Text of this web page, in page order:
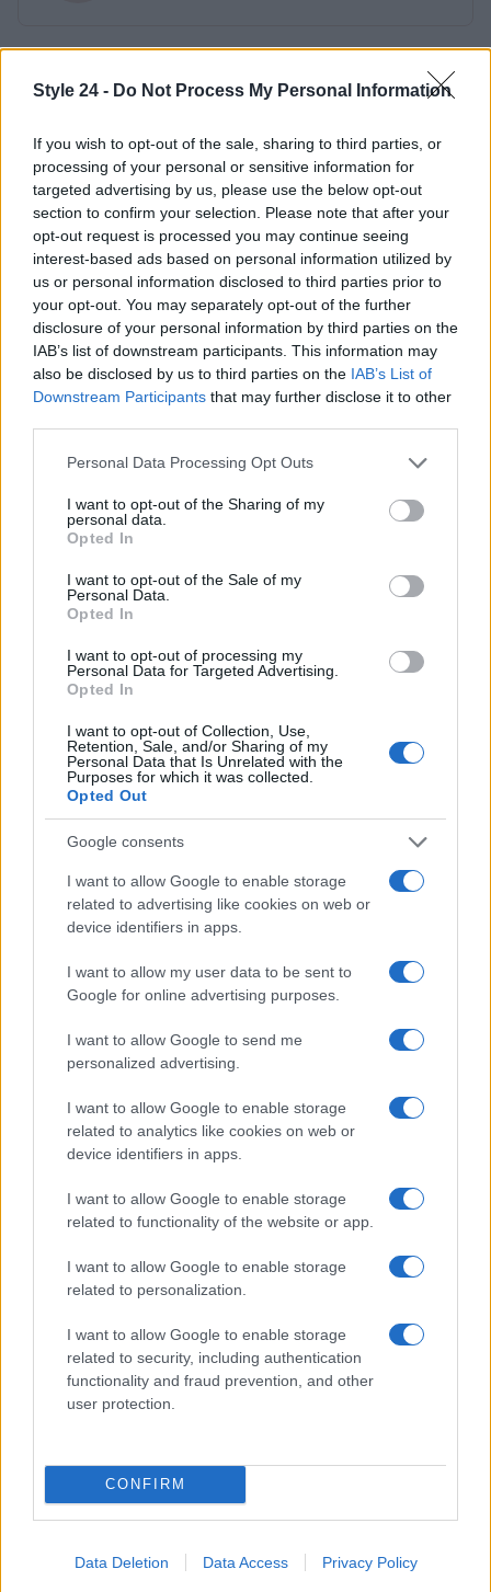
Style 24 - Do Not Process My Personal Information
If you wish to opt-out of the sale, sharing to third parties, or
processing of your personal or sensitive information for
targeted advertising by us, please use the below opt-out
section to confirm your selection. Please note that after your
opt-out request is processed you may continue seeing
interest-based ads based on personal information utilized by
us or personal information disclosed to third parties prior to
your opt-out. You may separately opt-out of the further
disclosure of your personal information by third parties on the
IAB’s list of downstream participants. This information may
also be disclosed by us to third parties on the IAB’s List of
Downstream Participants that may further disclose it to other
Please note that this website/app uses one or more Google
not limited to your visit or usage behaviour. You may click to
grant or deny consent to Google and its third-party tags to
use your data for below specified purposes in below Google
consent section.
Personal Data Processing Opt Outs
I want to opt-out of the Sharing of my
personal data.
Opted In
I want to opt-out of the Sale of my
Personal Data.
Opted In
I want to opt-out of processing my
Personal Data for Targeted Advertising.
Opted In
I want to opt-out of Collection, Use,
Retention, Sale, and/or Sharing of my
Personal Data that Is Unrelated with the
Purposes for which it was collected.
Opted Out
Google consents
I want to allow Google to enable storage
related to advertising like cookies on web or
device identifiers in apps.
I want to allow my user data to be sent to
Google for online advertising purposes.
I want to allow Google to send me
personalized advertising.
I want to allow Google to enable storage
related to analytics like cookies on web or
device identifiers in apps.
I want to allow Google to enable storage
related to functionality of the website or app.
I want to allow Google to enable storage
related to personalization.
I want to allow Google to enable storage
related to security, including authentication
functionality and fraud prevention, and other
user protection.
CONFIRM
Data Deletion Data Access Privacy Policy
Continua a leggere
SALUTE
Ozono e caldo urbano: difendere pelle e vie
respiratorie
SALUTE
Piano anti-caldo: idratazione smart, outfit freschi e
Matteo Pellegrino · 9 Ago 2026
LIFESTYLE